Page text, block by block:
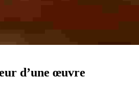
d’une œuvre